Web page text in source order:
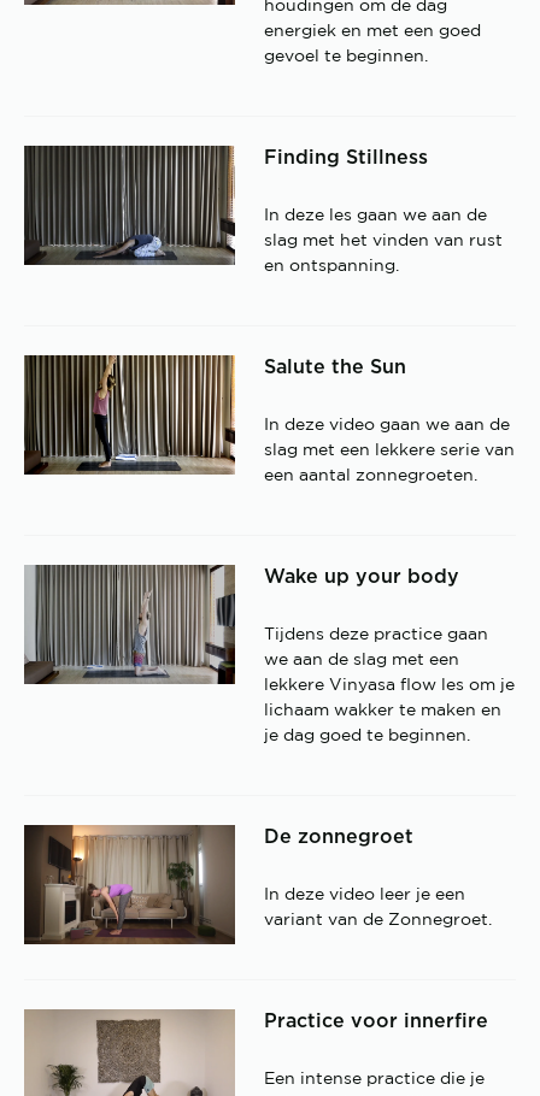
houdingen om de dag
energiek en met een goed
gevoel te beginnen.
Finding Stillness
In deze les gaan we aan de
slag met het vinden van rust
en ontspanning.
Salute the Sun
In deze video gaan we aan de
slag met een lekkere serie van
een aantal zonnegroeten.
Wake up your body
Tijdens deze practice gaan
we aan de slag met een
lekkere Vinyasa flow les om je
lichaam wakker te maken en
je dag goed te beginnen.
De zonnegroet
In deze video leer je een
variant van de Zonnegroet.
Practice voor innerfire
Een intense practice die je